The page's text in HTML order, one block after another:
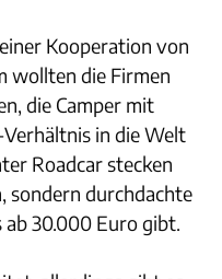
Kooperation von
wollten die Firmen
die Camper mit
in die Welt
Roadcar stecken
sondern durchdachte
30.000 Euro gibt.